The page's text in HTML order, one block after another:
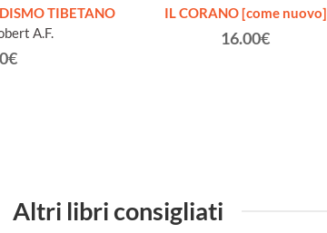
TIBETANO
A.F.
IL CORANO [come nuovo]
16.00€
Altri libri consigliati